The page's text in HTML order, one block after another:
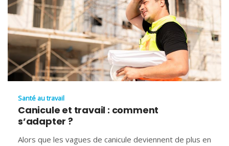
Santé au travail
Canicule et travail : comment
s’adapter ?
Alors que les vagues de canicule deviennent de plus en